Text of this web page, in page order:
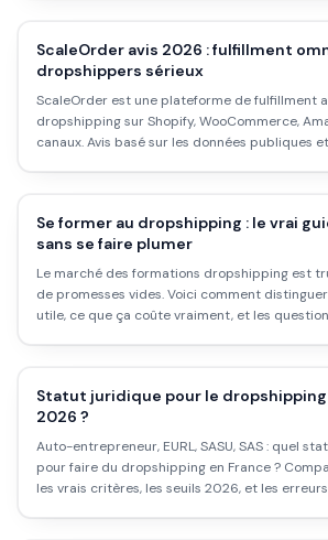
ScaleOrder avis 2026 : fulfillment
dropshippers sérieux
ScaleOrder est une plateforme de fulfillment
dropshipping sur Shopify, WooCommerce,
canaux. Avis basé sur les données publiques
Se former au dropshipping : le vrai
sans se faire plumer
Le marché des formations dropshipping est
de promesses vides. Voici comment
utile, ce que ça coûte vraiment, et les
Statut juridique pour le dropshipping
2026 ?
Auto-entrepreneur, EURL, SASU, SAS : quel
pour faire du dropshipping en France ?
les vrais critères, les seuils 2026, et les